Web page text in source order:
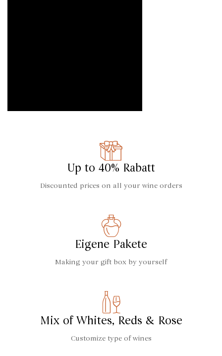
Up to 40% Rabatt
Discounted prices on all your wine orders
Eigene Pakete
Making your gift box by yourself
Mix of Whites, Reds & Rose
Customize type of wines